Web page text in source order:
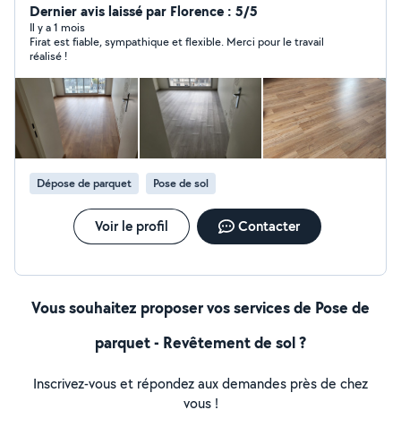
d'expérience. Mes prestations : Peinture intérieure
Peinture extérieure Préparation des supports
(rebouchage, enduit, ponçage) Pose de papier peint
Pose de placo et petites cloisons Pose de parquet
stratifié Montage de meubles Petits travaux de
rénovation et de finition Je suis une personne sérieuse,
ponctuelle et soigneuse. Mon objectif est de fournir un
travail de qualité avec des finitions impeccables, tout en
respectant les délais. Devis gratuit Travail propre et
soigné Disponible rapidement selon vos besoins.
N'hésitez pas à me contacter, je serai ravi de vous
accompagner dans votre projet.
Dernier avis laissé par Florence : 5/5
Il y a 1 mois
Firat est fiable, sympathique et flexible. Merci pour le travail
réalisé !
Dépose de parquet Pose de sol
Voir le profil Contacter
Vous souhaitez proposer vos services de Pose de
parquet - Revêtement de sol ?
Inscrivez-vous et répondez aux demandes près de chez
vous !